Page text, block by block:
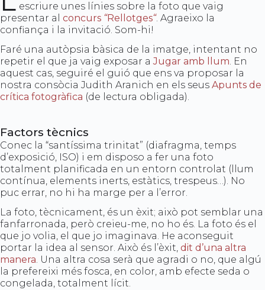
escriure unes línies sobre la foto que vaig
presentar al concurs “Rellotges“. Agraeixo la
confiança i la invitació. Som-hi!
Faré una autòpsia bàsica de la imatge, intentant no
repetir el que ja vaig exposar aJugar amb llum. En
aquest cas, seguiré el guió que ens va proposar la
nostra consòcia Judith Aranich en els seus Apunts de
crítica fotogràfica (de lectura obligada).
Factors tècnics
Conec la “santíssima trinitat” (diafragma, temps
d’exposició, ISO) i em disposo a fer una foto
totalment planificada en un entorn controlat (llum
contínua, elements inerts, estàtics, trespeus…). No
puc errar, no hi ha marge per a l’error.
La foto, tècnicament, és un èxit; això pot semblar una
fanfarronada, però creieu-me, no ho és. La foto és el
que jo volia, el que jo imaginava. He aconseguit
portar la idea al sensor. Això és l’èxit, dit d’una altra
manera. Una altra cosa serà que agradi o no, que algú
la prefereixi més fosca, en color, amb efecte seda o
congelada, totalment lícit.